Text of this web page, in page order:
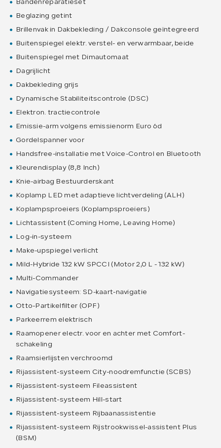
Bandenreparatieset
Beglazing getint
Brillenvak in Dakbekleding / Dakconsole geïntegreerd
Buitenspiegel elektr. verstel- en verwarmbaar, beide
Buitenspiegel met Dimautomaat
Dagrijlicht
Dakbekleding grijs
Dynamische Stabiliteitscontrole (DSC)
Elektron. tractiecontrole
Emissie-arm volgens emissienorm Euro 6d
Gordelspanner voor
Handsfree-installatie met Voice-Control en Bluetooth
Kleurendisplay (8,8 Inch)
Knie-airbag Bestuurderskant
Koplamp LED met adaptieve lichtverdeling (ALH)
Koplampsproeiers (Koplampsproeiers)
Lichtassistent (Coming Home, Leaving Home)
Log-in-systeem
Make-upspiegel verlicht
Mild-Hybride 132 kW SPCCI (Motor 2,0 L - 132 kW)
Multi-Commander
Navigatiesysteem: SD-kaart-navigatie
Otto-Partikelfilter (OPF)
Parkeerrem elektrisch
Raamopener electr. voor en achter met Comfort-
schakeling
Raamsierlijsten verchroomd
Rijassistent-systeem City-noodremfunctie (SCBS)
Rijassistent-systeem Fileassistent
Rijassistent-systeem Hill-start
Rijassistent-systeem Rijbaanassistentie
Rijassistent-systeem Rijstrookwissel-assistent Plus
(BSM)